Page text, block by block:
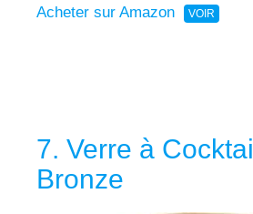
Acheter sur Amazon
7. Verre à
Bronze